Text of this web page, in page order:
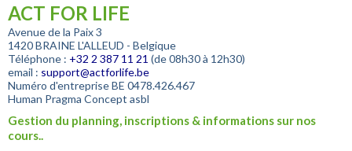
ACT FOR LIFE
Avenue de la Paix 3
1420 BRAINE L'ALLEUD - Belgique
Téléphone : +32 2 387 11 21 (de 08h30 à 12h30)
email : support@actforlife.be
Numéro d'entrepriseBE 0478.426.467
Human Pragma Concept asbl
Gestion du planning, inscriptions & informations sur nos
cours..